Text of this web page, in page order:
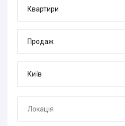
Квартири
Продаж